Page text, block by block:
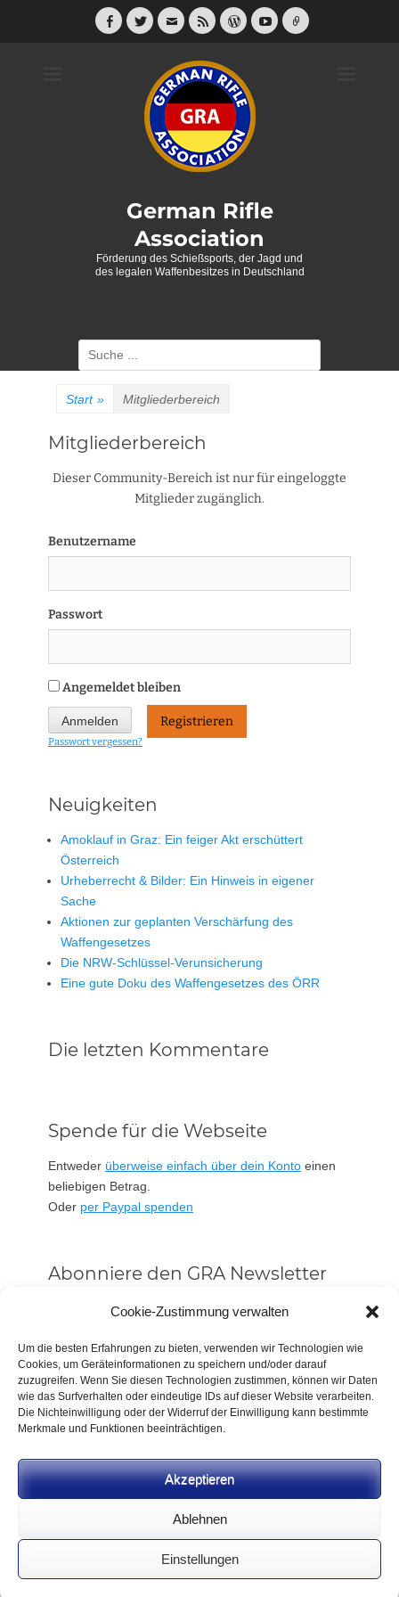
Cookie-Zustimmung verwalten
Um die besten Erfahrungen zu bieten, verwenden wir Technologien wie
Cookies, um Geräteinformationen zu speichern und/oder darauf
zuzugreifen. Wenn Sie diesen Technologien zustimmen, können wir Daten
wie das Surfverhalten oder eindeutige IDs auf dieser Website verarbeiten.
Die Nichteinwilligung oder der Widerruf der Einwilligung kann bestimmte
Merkmale und Funktionen beeinträchtigen.
Akzeptieren
Ablehnen
Einstellungen
Facebook
Twitter
E-
Feed WordPress
YouTube
Link
German Rifle
Association
Förderung des Schießsports, der Jagd und
des legalen Waffenbesitzes in Deutschland
Suche
nach:
Start » Mitgliederbereich
Mitgliederbereich
Dieser Community-Bereich ist nur für eingeloggte
Mitglieder zugänglich.
Benutzername
Passwort
Angemeldet bleiben
Registrieren
Passwort vergessen?
Neuigkeiten
Amoklauf in Graz: Ein feiger Akt erschüttert
Österreich
Urheberrecht & Bilder: Ein Hinweis in eigener
Sache
Aktionen zur geplanten Verschärfung des
Waffengesetzes
Die NRW-Schlüssel-Verunsicherung
Eine gute Doku des Waffengesetzes des ÖRR
Die letzten Kommentare
Spende für die Webseite
Entweder überweise einfach über dein Konto einen
beliebigen Betrag.
Oder per Paypal spenden
Abonniere den GRA Newsletter
Vorname oder ganzer Name
Email
Alle Neuigkeiten sofort
Datenschutzerklärung.